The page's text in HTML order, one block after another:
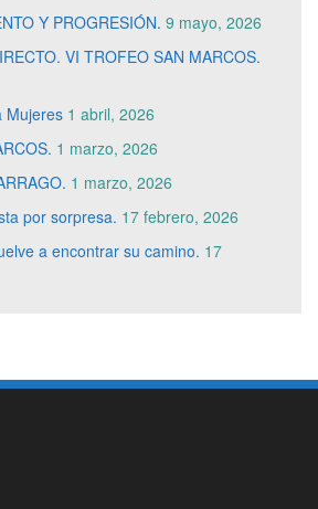
Y PROGRESIÓN. 9 mayo, 2026
VI TROFEO SAN MARCOS.
Mujeres 1 abril, 2026
1 marzo, 2026
1 marzo, 2026
por sorpresa. 17 febrero, 2026
a encontrar su camino. 17